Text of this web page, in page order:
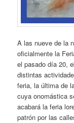
A las nueve de la
oficialmente la
el pasado día 20,
distintas
feria, la última de
cuya onomástica
acabará la feria
patrón por las